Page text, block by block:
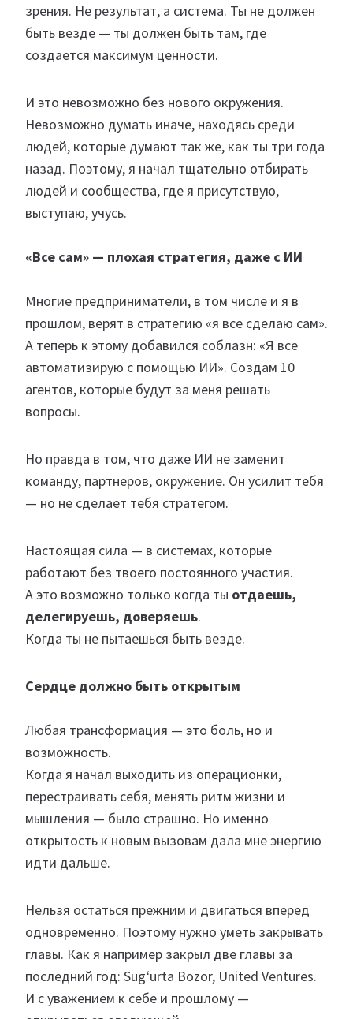
зрения. Не результат, а система. Ты не должен
быть везде — ты должен быть там, где
создается максимум ценности.
И это невозможно без нового окружения.
Невозможно думать иначе, находясь среди
людей, которые думают так же, как ты три года
назад. Поэтому, я начал тщательно отбирать
людей и сообщества, где я присутствую,
выступаю, учусь.
«Все сам» — плохая стратегия, даже с ИИ
Многие предприниматели, в том числе и я в
прошлом, верят в стратегию «я все сделаю сам».
А теперь к этому добавился соблазн: «Я все
автоматизирую с помощью ИИ». Создам 10
агентов, которые будут за меня решать
вопросы.
Но правда в том, что даже ИИ не заменит
команду, партнеров, окружение. Он усилит тебя
— но не сделает тебя стратегом.
Настоящая сила — в системах, которые
работают без твоего постоянного участия.
А это возможно только когда ты отдаешь,
делегируешь, доверяешь.
Когда ты не пытаешься быть везде.
Сердце должно быть открытым
Любая трансформация — это боль, но и
возможность.
Когда я начал выходить из операционки,
перестраивать себя, менять ритм жизни и
мышления — было страшно. Но именно
открытость к новым вызовам дала мне энергию
идти дальше.
Нельзя остаться прежним и двигаться вперед
одновременно. Поэтому нужно уметь закрывать
главы. Как я например закрыл две главы за
последний год: Sug‘urta Bozor, United Ventures.
И с уважением к себе и прошлому —